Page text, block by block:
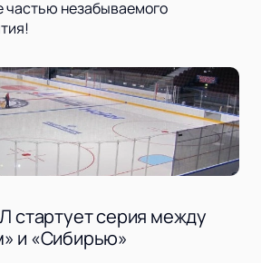
частью незабываемого
стартует серия между
и «Сибирью»